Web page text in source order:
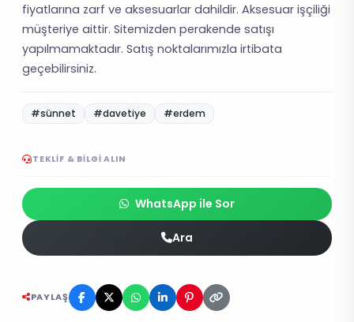
fiyatlarına zarf ve aksesuarlar dahildir. Aksesuar işçiliği
müşteriye aittir. Sitemizden perakende satışı
yapılmamaktadır. Satış noktalarımızla irtibata
geçebilirsiniz.
#sünnet #davetiye #erdem
TEKLIF & BILGI ALIN
WhatsApp ile Sor
Ara
PAYLAŞ